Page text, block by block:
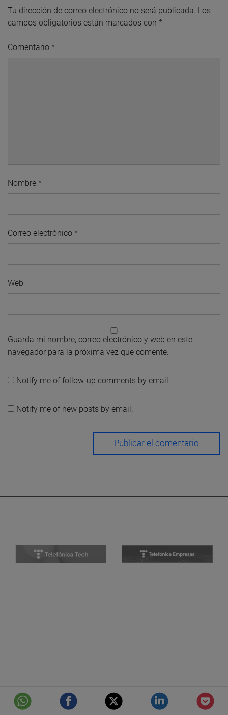
Tu dirección de correo electrónico no será publicada. Los
campos obligatorios están marcados con *
Comentario *
Nombre *
Correo electrónico *
Web
Guarda mi nombre, correo electrónico y web en este
navegador para la próxima vez que comente.
Notify me of follow-up comments by email.
Notify me of new posts by email.